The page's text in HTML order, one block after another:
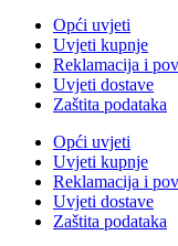
Opći uvjeti
Uvjeti kupnje
Reklamacija i
Uvjeti dostave
Zaštita podataka
Opći uvjeti
Uvjeti kupnje
Reklamacija i
Uvjeti dostave
Zaštita podataka